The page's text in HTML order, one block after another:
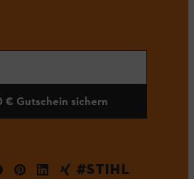
€ Gutschein sichern
#STIHL